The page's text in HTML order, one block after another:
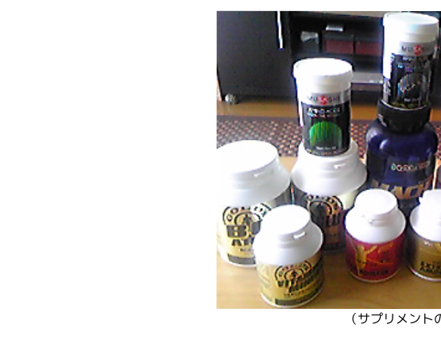
（サプリメント